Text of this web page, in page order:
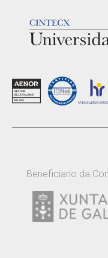
Beneficiario da